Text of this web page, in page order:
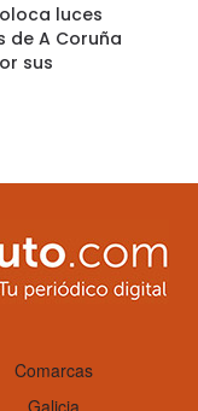
luces
de A Coruña
sus
Comarcas
Galicia